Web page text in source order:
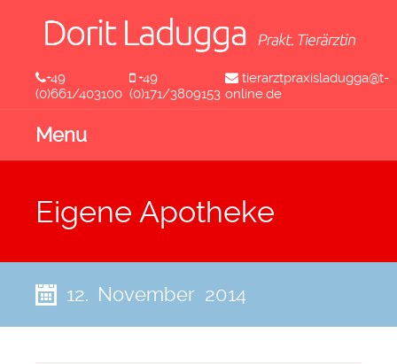
+49
(0)661/403100
+49
(0)171/3809153
tierarztpraxisladugga@t-
online.de
Menu
Eigene Apotheke
12. November 2014